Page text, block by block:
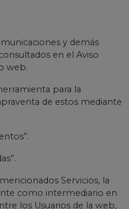
y demás
en el Aviso
web.
para la
de estos mediante
Servicios, la
como intermediario en
los Usuarios de la web,